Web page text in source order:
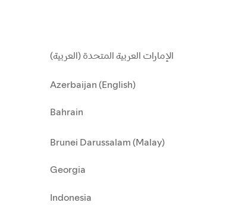
الإمارات العربية المتحدة (العربية)
Azerbaijan (English)
Bahrain
Brunei Darussalam (Malay)
Georgia
Indonesia